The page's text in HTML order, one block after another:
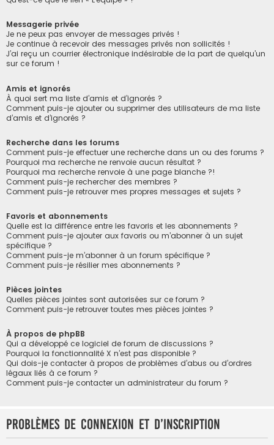
Messagerie privée
Je ne peux pas envoyer de messages privés !
Je continue à recevoir des messages privés non sollicités !
J’ai reçu un courrier électronique indésirable de la part de quelqu’un
sur ce forum !
Amis et ignorés
À quoi sert ma liste d’amis et d’ignorés ?
Comment puis-je ajouter ou supprimer des utilisateurs de ma liste
d’amis et d’ignorés ?
Recherche dans les forums
Comment puis-je effectuer une recherche dans un ou des forums ?
Pourquoi ma recherche ne renvoie aucun résultat ?
Pourquoi ma recherche renvoie à une page blanche ?!
Comment puis-je rechercher des membres ?
Comment puis-je retrouver mes propres messages et sujets ?
Favoris et abonnements
Quelle est la différence entre les favoris et les abonnements ?
Comment puis-je ajouter aux favoris ou m’abonner à un sujet
spécifique ?
Comment puis-je m’abonner à un forum spécifique ?
Comment puis-je résilier mes abonnements ?
Pièces jointes
Quelles pièces jointes sont autorisées sur ce forum ?
Comment puis-je retrouver toutes mes pièces jointes ?
À propos de phpBB
Qui a développé ce logiciel de forum de discussions ?
Pourquoi la fonctionnalité X n’est pas disponible ?
Qui dois-je contacter à propos de problèmes d’abus ou d’ordres
légaux liés à ce forum ?
Comment puis-je contacter un administrateur du forum ?
Problèmes de connexion et d’inscription